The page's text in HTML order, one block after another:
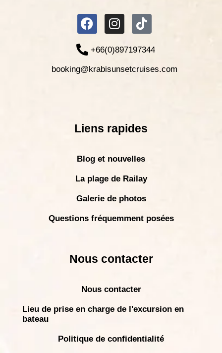
+66(0)897197344
booking@krabisunsetcruises.com
Liens rapides
Blog et nouvelles
La plage de Railay
Galerie de photos
Questions fréquemment posées
Nous contacter
Nous contacter
Lieu de prise en charge de l'excursion en
bateau
Politique de confidentialité